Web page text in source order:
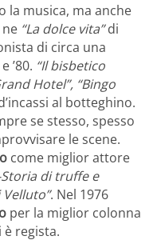
la musica, ma anche
“La dolce vita”di
di circa una
’80. “Il bisbetico
Hotel”, “Bingo
al botteghino.
se stesso, spesso
le scene.
come miglior attore
Storia di truffe e
Velluto”. Nel 1976
per la miglior colonna
è regista.